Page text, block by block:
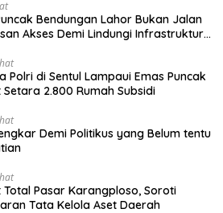
Bendungan Lahor Bukan Jalan
Akses Demi Lindungi Infrastruktur
Polri di Sentul Lampaui Emas Puncak
Setara 2.800 Rumah Subsidi
Demi Politikus yang Belum tentu
Total Pasar Karangploso, Soroti
Tata Kelola Aset Daerah